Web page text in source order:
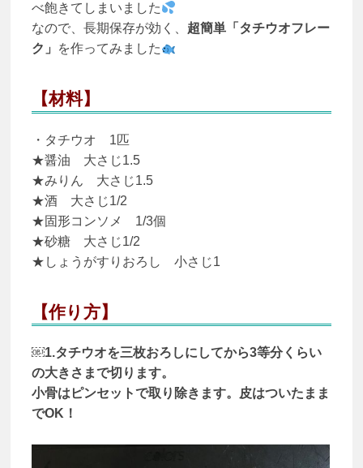
べ飽きてしまいました
なので、長期保存が効く、 超簡単「タチウオフレー
ク」
を作ってみました
【材料】
・タチウオ 1匹
★醤油 大さじ1.5
★みりん 大さじ1.5
★酒 大さじ1/2
★固形コンソメ 1/3個
★砂糖 大さじ1/2
★しょうがすりおろし 小さじ1
【作り方】
￼1.タチウオを三枚おろしにしてから3等分くらい
の大きさまで切ります。
小骨はピンセットで取り除きます。皮はついたまま
でOK！